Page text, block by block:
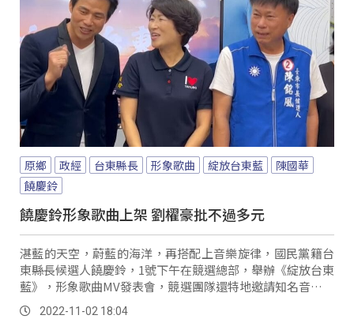
原鄉 政經 台東縣長 形象歌曲 綻放台東藍
陳國華
饒慶鈴
饒慶鈴形象歌曲上架 劉櫂豪批不過多元
湛藍的天空，蔚藍的海洋，再搭配上音樂旋律，國民黨籍台
東縣長候選人饒慶鈴，1號下午在競選總部，舉辦《綻放台東
藍》，形象歌曲MV發表會，競選團隊還特地邀請知名音樂人
陳國華，填詞譜曲，同時還安排南王姐妹花的...。
2022-11-02 18:04